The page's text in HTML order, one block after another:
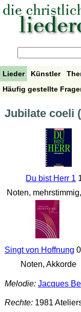
Lieder Künstler
Häufig gestellte
Jubilate coeli
Du bist Herr 1
Noten,
Singt von Hoffnung
Noten, Akkorde
Melodie: Jacques
Rechte:1981